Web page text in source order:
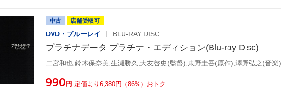
中古 店舗受取可
DVD・ブルーレイ BLU-RAY DISC
プラチナデータ プラチナ・エディション(Blu-ray Disc)
二宮和也,鈴木保奈美,生瀬勝久,大友啓史(監督),東野圭吾(原作),澤野弘之(音楽)
¥990円 定価より6,380円（86%）おトク